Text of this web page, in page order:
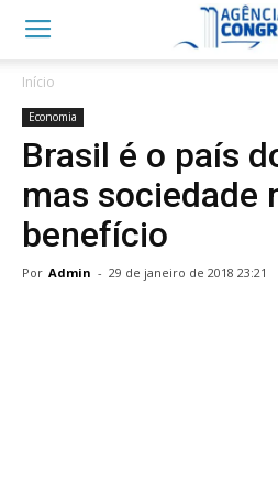
Início
Economia
Brasil é o país
mas sociedade
benefício
Por Admin - 29 de janeiro de 2018 23:21